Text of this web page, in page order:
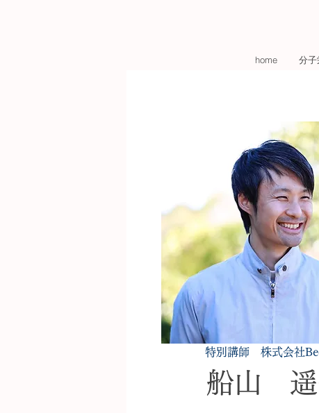
home 分子
特別講師 株式会社
船山 遥